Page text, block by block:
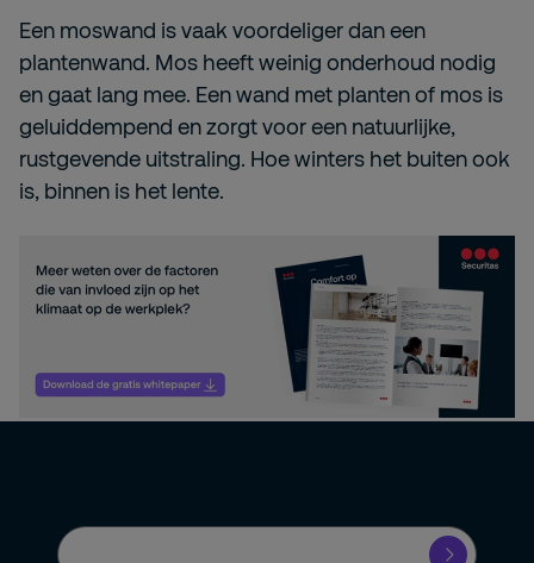
Een moswand is vaak voordeliger dan een
plantenwand. Mos heeft weinig onderhoud nodig
en gaat lang mee. Een wand met planten of mos is
geluiddempend en zorgt voor een natuurlijke,
rustgevende uitstraling. Hoe winters het buiten ook
is, binnen is het lente.